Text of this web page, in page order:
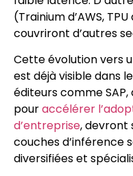
(Trainium d’AWS,
couvriront d’autres
Cette évolution vers
est déjà visible dans
éditeurs comme
pouraccélérer
d’entreprise, devront
couches d’inférence
diversifiées et